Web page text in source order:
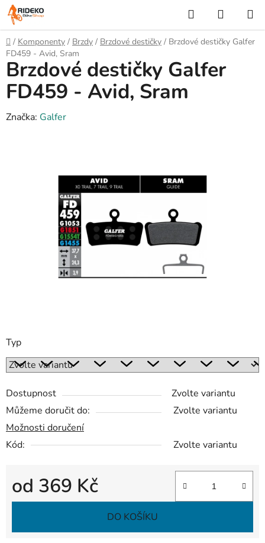
Přejít
na
obsah
Hledat
KOŠÍK
Domů
/ Komponenty / Brzdy / Brzdové destičky / Brzdové destičky Galfer
FD459 - Avid, Sram
Typ
Dostupnost
Zvolte variantu
Můžeme doručit do:
Zvolte variantu
Možnosti doručení
Kód:
Zvolte variantu
od 369 Kč
Měrná cena:
DO KOŠÍKU
Brzdové destičky Galfer
FD459 - Avid, Sram
Značka: Galfer